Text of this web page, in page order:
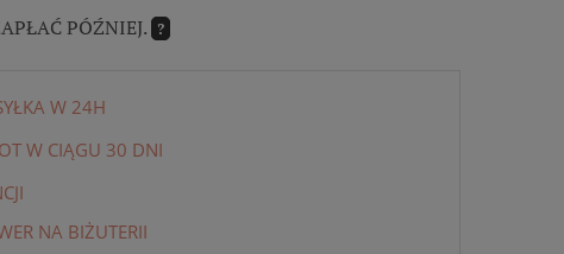
PÓŹNIEJ. ?
W 24H
W CIĄGU 30 DNI
NA BIŻUTERII